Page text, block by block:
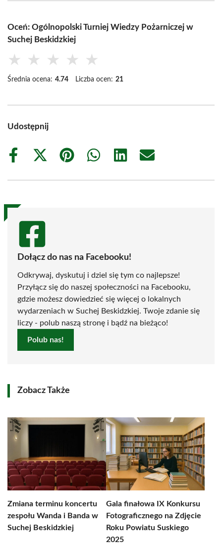
Oceń: Ogólnopolski Turniej Wiedzy Pożarniczej w
Suchej Beskidzkiej
★ ★ ★ ★ ★
Średnia ocena: 4.74 Liczba ocen: 21
Udostępnij
Share
Share
(Twitter)
Share
Share
Share
Share
Dołącz do nas na Facebooku!
Odkrywaj, dyskutuj i dziel się tym co najlepsze!
Przyłącz się do naszej społeczności na Facebooku,
gdzie możesz dowiedzieć się więcej o lokalnych
wydarzeniach w Suchej Beskidzkiej. Twoje zdanie się
liczy - polub naszą stronę i bądź na bieżąco!
Polub nas!
Zobacz Także
Zmiana terminu koncertu
zespołu Wanda i Banda w
Suchej Beskidzkiej
Gala finałowa IX Konkursu
Fotograficznego na Zdjęcie
Roku Powiatu Suskiego
2025